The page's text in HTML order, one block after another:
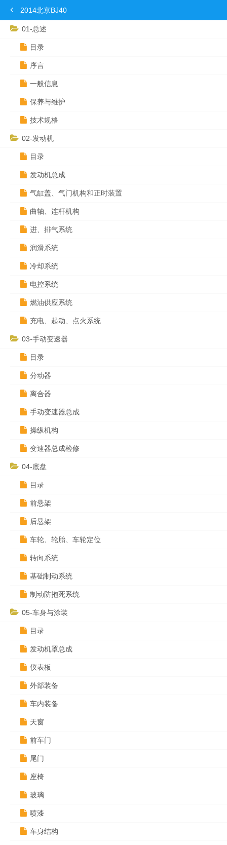
2014北京BJ40
01-总述
目录
序言
一般信息
保养与维护
技术规格
02-发动机
目录
发动机总成
气缸盖、气门机构和正时装置
曲轴、连杆机构
进、排气系统
润滑系统
冷却系统
电控系统
燃油供应系统
充电、起动、点火系统
03-手动变速器
目录
分动器
离合器
手动变速器总成
操纵机构
变速器总成检修
04-底盘
目录
前悬架
后悬架
车轮、轮胎、车轮定位
转向系统
基础制动系统
制动防抱死系统
05-车身与涂装
目录
发动机罩总成
仪表板
外部装备
车内装备
天窗
前车门
尾门
座椅
玻璃
喷漆
车身结构